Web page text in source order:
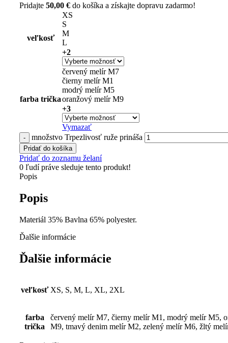
Pridajte 50,00 € do košíka a získajte dopravu zadarmo!
veľkosť
XS
S
M
L
+2
farba trička
červený melír M7
čierny melír M1
modrý melír M5
oranžový melír M9
+3
Vymazať
množstvo Trpezlivosť ruže prináša
Pridať do košíka
Pridať do zoznamu želaní
0 ľudí práve sleduje tento produkt!
Popis
Popis
Materiál 35% Bavlna 65% polyester.
Ďalšie informácie
Ďalšie informácie
veľkosť XS, S, M, L, XL, 2XL
farba
trička
červený melír M7, čierny melír M1, modrý melír M5,
M9, tmavý denim melír M2, zelený melír M6, žltý